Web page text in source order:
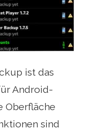
ist das
Android-
Oberfläche
sind